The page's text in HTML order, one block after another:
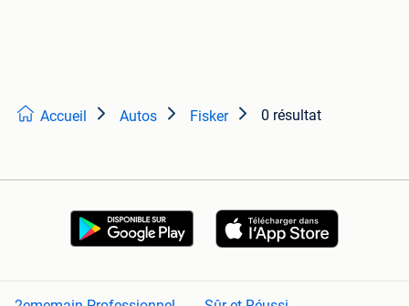
Accueil Autos Fisker 0 résultat